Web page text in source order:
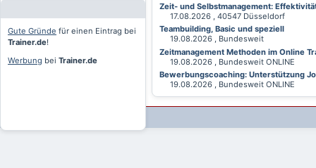
Gute Gründe für einen Eintrag bei
Trainer.de!
Werbung bei Trainer.de
Zeit- und Selbstmanagement:
17.08.2026 , 40547 Düsseldorf
Teambuilding, Basic und speziell
19.08.2026 , Bundesweit
Zeitmanagement Methoden im Online
19.08.2026 , Bundesweit ONLINE
Bewerbungscoaching: Unterstützung
19.08.2026 , Bundesweit ONLINE